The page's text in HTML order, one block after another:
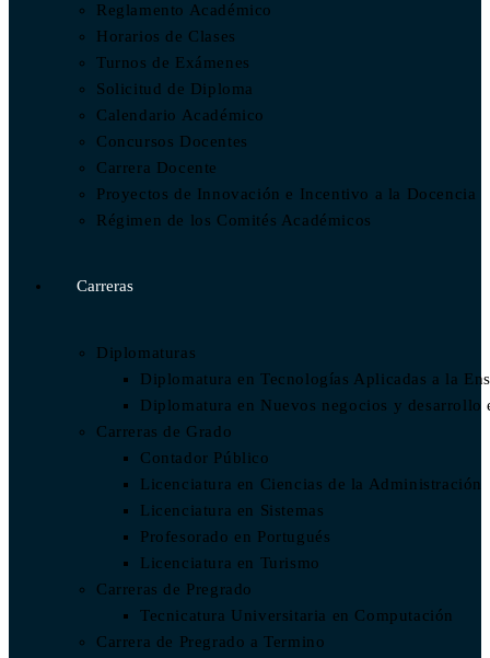
Reglamento Académico
Horarios de Clases
Turnos de Exámenes
Solicitud de Diploma
Calendario Académico
Concursos Docentes
Carrera Docente
Proyectos de Innovación e Incentivo a la Docencia
Régimen de los Comités Académicos
Carreras
Diplomaturas
Diplomatura en Tecnologías Aplicadas a la
Diplomatura en Nuevos negocios y desarrollo
Carreras de Grado
Contador Público
Licenciatura en Ciencias de la Administración
Licenciatura en Sistemas
Profesorado en Portugués
Licenciatura en Turismo
Carreras de Pregrado
Tecnicatura Universitaria en Computación
Carrera de Pregrado a Termino